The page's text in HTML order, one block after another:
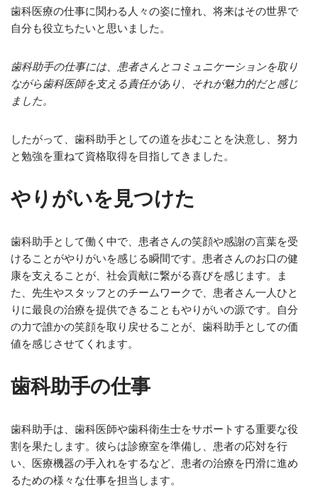
歯科医療の仕事に関わる人々の姿に憧れ、将来はその世界で
自分も役立ちたいと思いました。
歯科助手の仕事には、患者さんとコミュニケーションを取り
ながら歯科医師を支える責任があり、それが魅力的だと感じ
ました。
したがって、歯科助手としての道を歩むことを決意し、努力
と勉強を重ねて資格取得を目指してきました。
やりがいを見つけた
歯科助手として働く中で、患者さんの笑顔や感謝の言葉を受
けることがやりがいを感じる瞬間です。患者さんのお口の健
康を支えることが、社会貢献に繋がる喜びを感じます。ま
た、先生やスタッフとのチームワークで、患者さん一人ひと
りに最良の治療を提供できることもやりがいの源です。自分
の力で誰かの笑顔を取り戻せることが、歯科助手としての価
値を感じさせてくれます。
歯科助手の仕事
歯科助手は、歯科医師や歯科衛生士をサポートする重要な役
割を果たします。彼らは診療室を準備し、患者の応対を行
い、医療機器の手入れをするなど、患者の治療を円滑に進め
るための様々な仕事を担当します。